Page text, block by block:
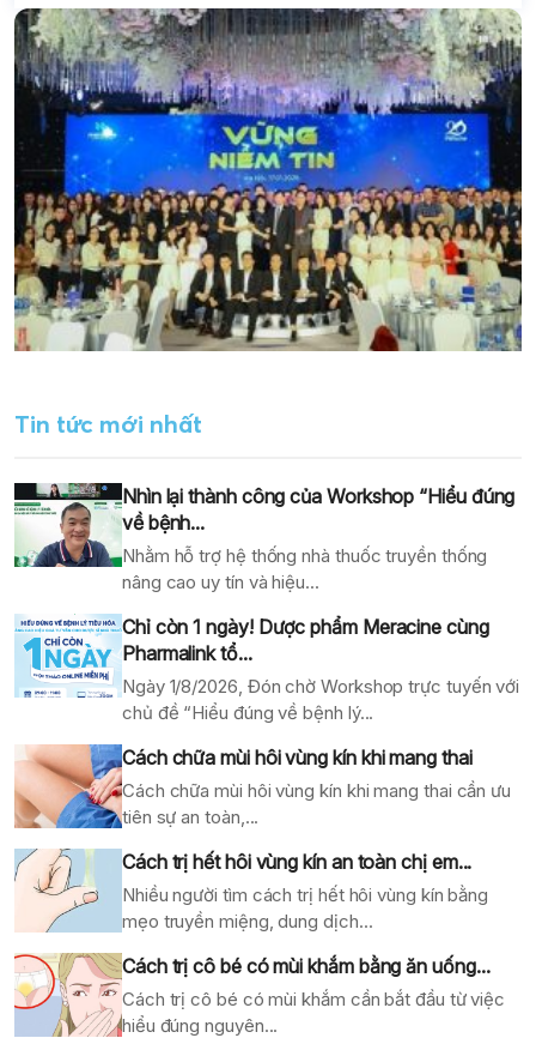
Tin tức mới nhất
Nhìn lại thành công của Workshop “Hiểu đúng
về bệnh...
Nhằm hỗ trợ hệ thống nhà thuốc truyền thống
nâng cao uy tín và hiệu...
Chỉ còn 1 ngày! Dược phẩm Meracine cùng
Pharmalink tổ...
Ngày 1/8/2026, Đón chờ Workshop trực tuyến với
chủ đề “Hiểu đúng về bệnh lý...
Cách chữa mùi hôi vùng kín khi mang thai
Cách chữa mùi hôi vùng kín khi mang thai cần ưu
tiên sự an toàn,...
Cách trị hết hôi vùng kín an toàn chị em...
Nhiều người tìm cách trị hết hôi vùng kín bằng
mẹo truyền miệng, dung dịch...
Cách trị cô bé có mùi khắm bằng ăn uống...
Cách trị cô bé có mùi khắm cần bắt đầu từ việc
hiểu đúng nguyên...